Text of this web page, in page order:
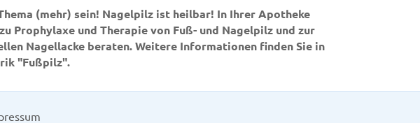
(mehr) sein! Nagelpilz ist heilbar! In Ihrer Apotheke
Prophylaxe und Therapie von Fuß- und Nagelpilz und zur
Nagellacke beraten. Weitere Informationen finden Sie in
"Fußpilz".